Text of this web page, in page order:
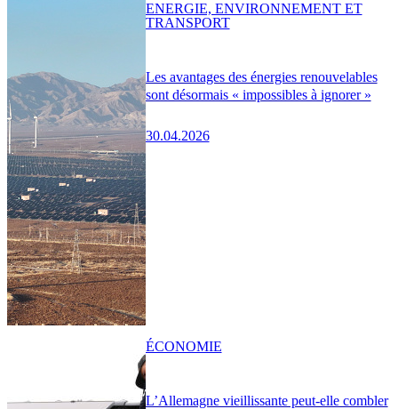
Les avantages des énergies renouvelables
sont désormais « impossibles à ignorer »
30.04.2026
ENERGIE, ENVIRONNEMENT ET
TRANSPORT
L’Allemagne vieillissante peut-elle combler
ÉCONOMIE